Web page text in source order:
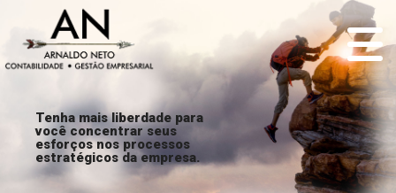
Tenha mais liberdade para
você concentrar seus
esforços nos processos
estratégicos da empresa.